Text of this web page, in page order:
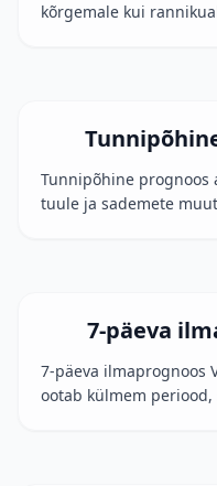
kõrgemale kui
Tunnipõhine
tuule ja sademete
7-päeva
7-päeva ilmaprognoos
ootab külmem